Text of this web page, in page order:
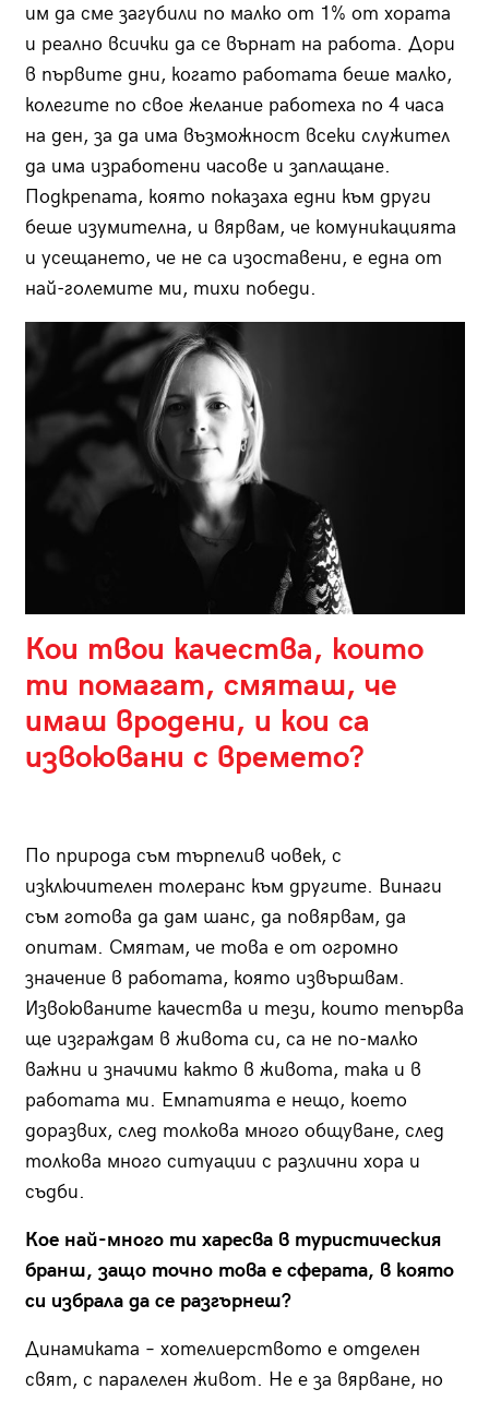
им да сме загубили по малко от 1% от хората
и реално всички да се върнат на работа. Дори
в първите дни, когато работата беше малко,
колегите по свое желание работеха по 4 часа
на ден, за да има възможност всеки служител
да има изработени часове и заплащане.
Подкрепата, която показаха едни към други
беше изумителна, и вярвам, че комуникацията
и усещането, че не са изоставени, е една от
най-големите ми, тихи победи.
Кои твои качества, които
ти помагат, смяташ, че
имаш вродени, и кои са
извоювани с времето?
По природа съм търпелив човек, с
изключителен толеранс към другите. Винаги
съм готова да дам шанс, да повярвам, да
опитам. Смятам, че това е от огромно
значение в работата, която извършвам.
Извоюваните качества и тези, които тепърва
ще изграждам в живота си, са не по-малко
важни и значими както в живота, така и в
работата ми. Емпатията е нещо, което
доразвих, след толкова много общуване, след
толкова много ситуации с различни хора и
съдби.
Кое най-много ти харесва в туристическия
бранш, защо точно това е сферата, в която
си избрала да се разгърнеш?
Динамиката – хотелиерството е отделен
свят, с паралелен живот. Не е за вярване, но